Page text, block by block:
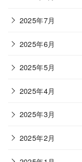
2025年7月
2025年6月
2025年5月
2025年4月
2025年3月
2025年2月